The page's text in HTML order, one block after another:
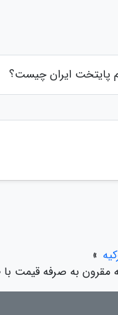
پایتخت ایران چیست؟
»